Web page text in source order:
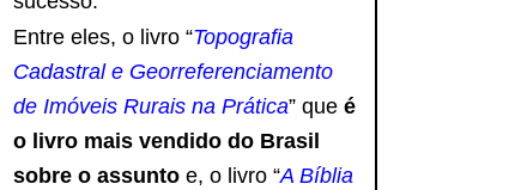
Entre eles, o livro “Topografia
Cadastral e Georreferenciamento
de Imóveis Rurais na Prática” queé
o livro mais vendido do Brasil
sobre o assuntoe, o livro “A Bíblia